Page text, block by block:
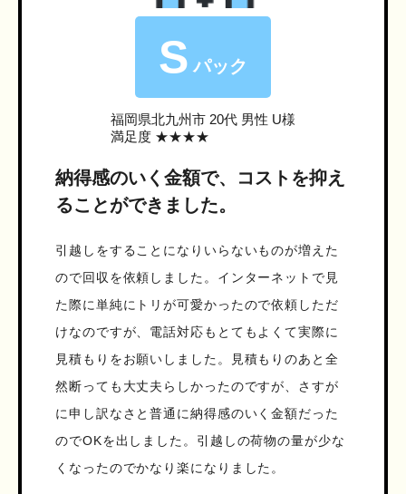
S パック
福岡県北九州市 20代 男性 U様
満足度 ★★★★
納得感のいく金額で、コストを抑え
ることができました。
引越しをすることになりいらないものが増えた
ので回収を依頼しました。インターネットで見
た際に単純にトリが可愛かったので依頼しただ
けなのですが、電話対応もとてもよくて実際に
見積もりをお願いしました。見積もりのあと全
然断っても大丈夫らしかったのですが、さすが
に申し訳なさと普通に納得感のいく金額だった
のでOKを出しました。引越しの荷物の量が少な
くなったのでかなり楽になりました。